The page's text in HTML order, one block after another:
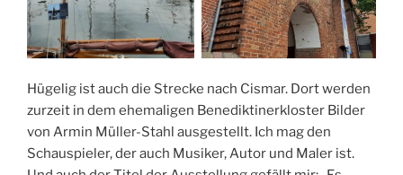
Hügelig ist auch die Strecke nach Cismar. Dort werden
zurzeit in dem ehemaligen Benediktinerkloster Bilder
von Armin Müller-Stahl ausgestellt. Ich mag den
Schauspieler, der auch Musiker, Autor und Maler ist.